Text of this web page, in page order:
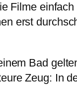
Filme einfach
erst
Bad
Zeug: In